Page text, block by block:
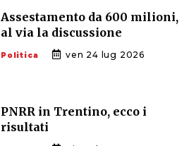
Assestamento da 600 milioni,
al via la discussione
Politica ven 24 lug 2026
PNRR in Trentino, ecco i
risultati